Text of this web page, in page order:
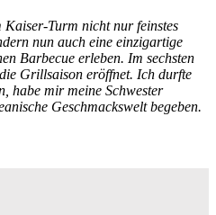
Turm nicht nur feinstes
nun auch eine einzigartige
Barbecue erleben. Im sechsten
Grillsaison eröffnet. Ich durfte
habe mir meine Schwester
Geschmackswelt begeben.